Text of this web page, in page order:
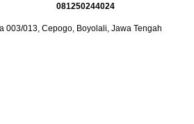
: 081250244024
003/013, Cepogo, Boyolali, Jawa Tengah